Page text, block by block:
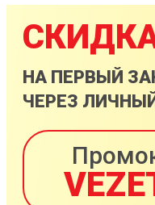
НА ПЕРВЫЙ
ЧЕРЕЗ